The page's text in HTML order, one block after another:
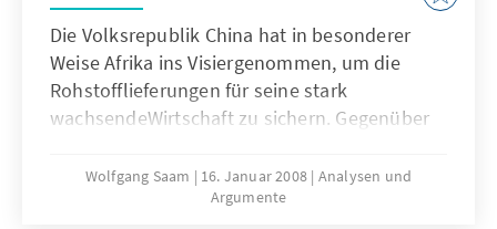
Die Volksrepublik China hat in besonderer
Weise Afrika ins Visiergenommen, um die
Rohstofflieferungen für seine stark
wachsendeWirtschaft zu sichern. Gegenüber
vergünstigte Kredite und
Infrastrukturprojekte als Mittel zumEinstieg in
Wolfgang Saam 16. Januar 2008 Analysen und
Argumente